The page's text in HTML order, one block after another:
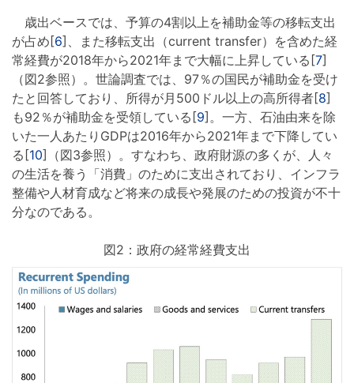
歳出ベースでは、予算の4割以上を補助金等の移転支出
が占め[6]、また移転支出（current transfer）を含めた経
常経費が2018年から2021年まで大幅に上昇している[7]
（図2参照）。世論調査では、97％の国民が補助金を受け
たと回答しており、所得が月500ドル以上の高所得者[8]
も92％が補助金を受領している[9]。一方、石油由来を除
いた一人あたりGDPは2016年から2021年まで下降してい
る[10]（図3参照）。すなわち、政府財源の多くが、人々
の生活を養う「消費」のために支出されており、インフラ
整備や人材育成など将来の成長や発展のための投資が不十
分なのである。
図2：政府の経常経費支出